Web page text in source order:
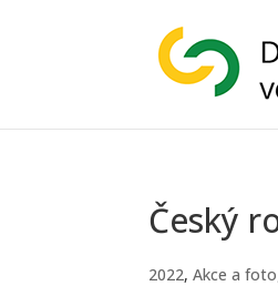
Český
2022,Akce a